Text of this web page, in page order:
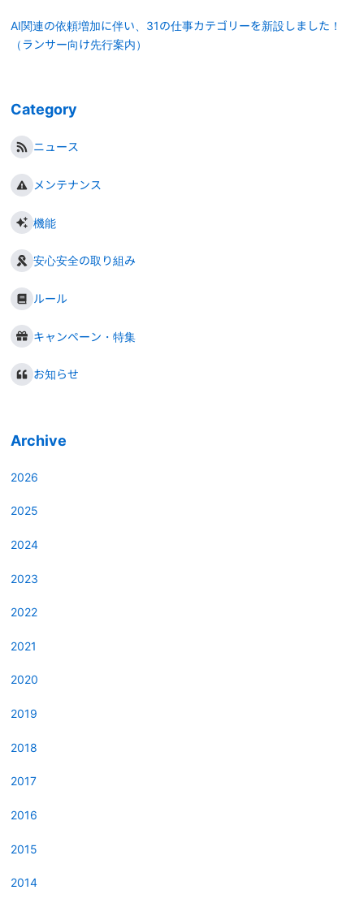
AI関連の依頼増加に伴い、31の仕事カテゴリーを新設しました！
（ランサー向け先行案内）
Category
ニュース
メンテナンス
機能
安心安全の取り組み
ルール
キャンペーン・特集
お知らせ
Archive
2026
2025
2024
2023
2022
2021
2020
2019
2018
2017
2016
2015
2014